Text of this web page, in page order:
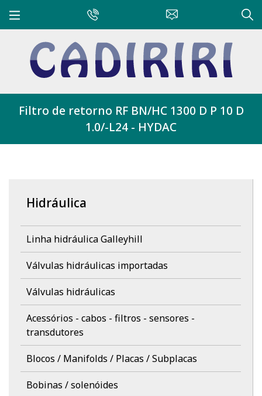
Filtro de retorno RF BN/HC 1300 D P 10 D
1.0/-L24 - HYDAC
Hidráulica
Linha hidráulica Galleyhill
Válvulas hidráulicas importadas
Válvulas hidráulicas
Acessórios - cabos - filtros - sensores -
transdutores
Blocos / Manifolds / Placas / Subplacas
Bobinas / solenóides